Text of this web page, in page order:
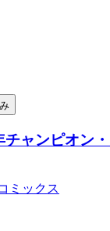
ャンピオン
ミックス